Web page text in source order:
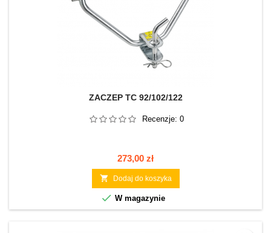
ZACZEP TC 92/102/122
Recenzje: 0
Cena
273,00 zł
 Dodaj do koszyka
 W magazynie